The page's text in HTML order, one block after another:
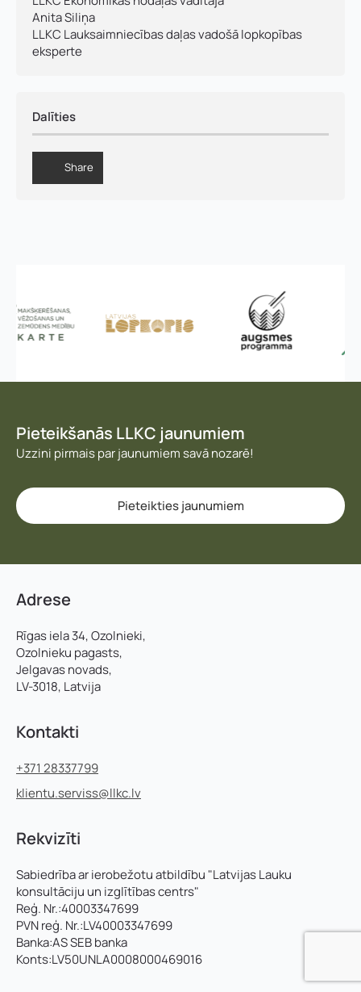
Anita Siliņa
LLKC Lauksaimniecības daļas vadošā lopkopības
eksperte
Dalīties
Share
Pieteikšanās LLKC jaunumiem
Uzzini pirmais par jaunumiem savā nozarē!
Pieteikties jaunumiem
Adrese
Rīgas iela 34, Ozolnieki,
Ozolnieku pagasts,
Jelgavas novads,
LV-3018, Latvija
Kontakti
+371 28337799
klientu.serviss@llkc.lv
Rekvizīti
Sabiedrība ar ierobežotu atbildību "Latvijas Lauku
konsultāciju un izglītības centrs"
Reģ. Nr.:40003347699
PVN reģ. Nr.:LV40003347699
Banka:AS SEB banka
Konts:LV50UNLA0008000469016